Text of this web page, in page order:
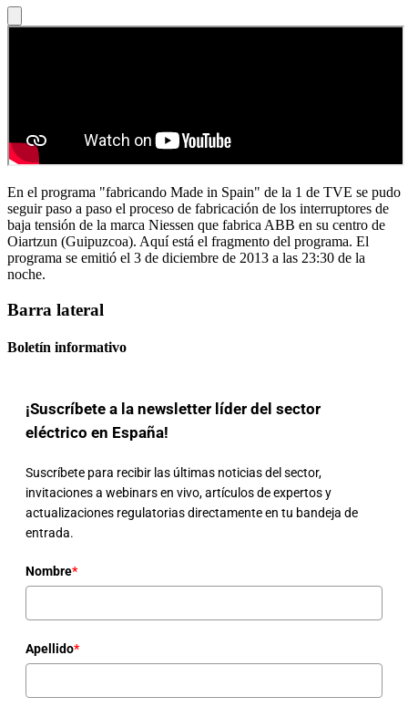
En el programa "fabricando Made in Spain" de la 1 de TVE se pudo
seguir paso a paso el proceso de fabricación de los interruptores de
baja tensión de la marca Niessen que fabrica ABB en su centro de
Oiartzun (Guipuzcoa). Aquí está el fragmento del programa. El
programa se emitió el 3 de diciembre de 2013 a las 23:30 de la
noche.
Barra lateral
Boletín informativo
¡Suscríbete a la newsletter líder del sector
eléctrico en España!
Suscríbete para recibir las últimas noticias del sector,
invitaciones a webinars en vivo, artículos de expertos y
actualizaciones regulatorias directamente en tu bandeja de
entrada.
Nombre*
Apellido*